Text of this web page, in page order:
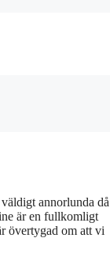
annorlunda då
är en fullkomligt
övertygad om att vi